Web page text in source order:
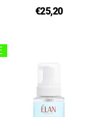
€25,20